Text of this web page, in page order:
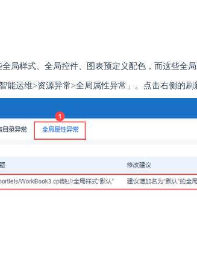
局样式、全局控件、图表预定义配色，而这些全局
能运维>资源异常>全局属性异常」。点击右侧的